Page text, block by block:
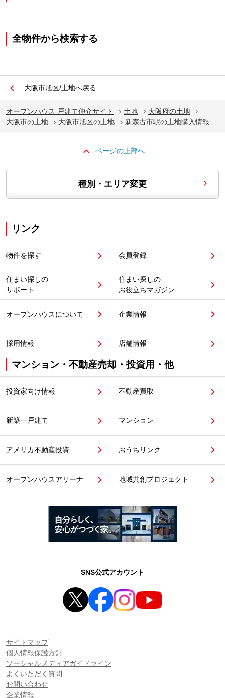
全物件から検索する
大阪市旭区/土地へ戻る
オープンハウス 戸建て仲介サイト 土地
大阪府の土地
大阪市の土地
大阪市旭区の土地 新森古市駅の土地購入情報
ページの上部へ
種別・エリア変更
リンク
物件を探す 会員登録
住まい探しの
サポート
住まい探しの
お役立ちマガジン
オープンハウスについて 企業情報
採用情報 店舗情報
マンション・不動産売却・投資用・他
投資家向け情報 不動産買取
新築一戸建て マンション
アメリカ不動産投資 おうちリンク
オープンハウスアリーナ 地域共創プロジェクト
SNS公式アカウント
サイトマップ
個人情報保護方針
ソーシャルメディアガイドライン
よくいただく質問
お問い合わせ
企業情報